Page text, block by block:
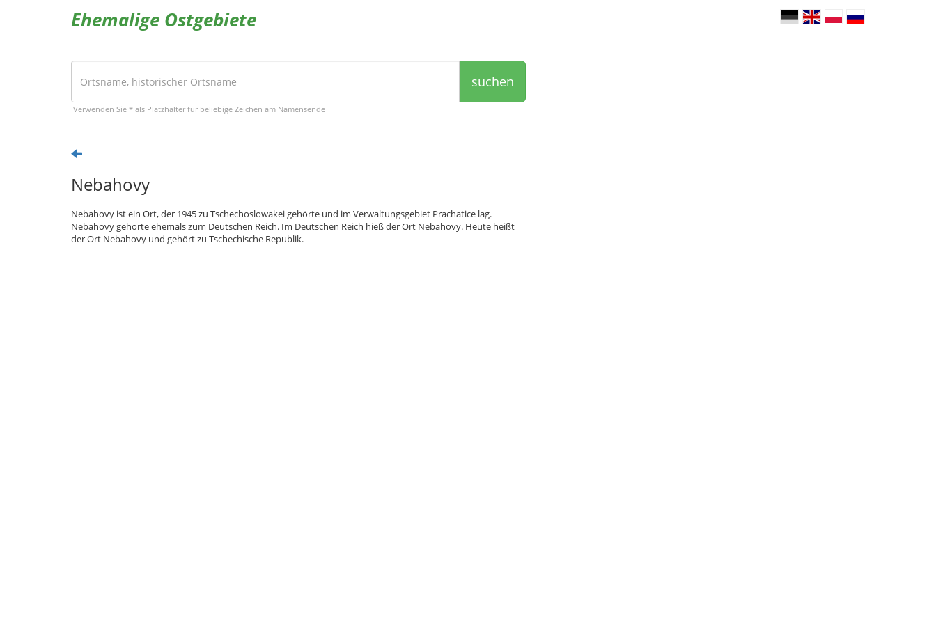
Ehemalige Ostgebiete
suchen
Verwenden Sie * als Platzhalter für beliebige Zeichen am Namensende
Nebahovy
Nebahovy ist ein Ort, der 1945 zu Tschechoslowakei gehörte und im Verwaltungsgebiet Prachatice lag.
Nebahovy gehörte ehemals zum Deutschen Reich. Im Deutschen Reich hieß der Ort Nebahovy. Heute heißt
der Ort Nebahovy und gehört zu Tschechische Republik.